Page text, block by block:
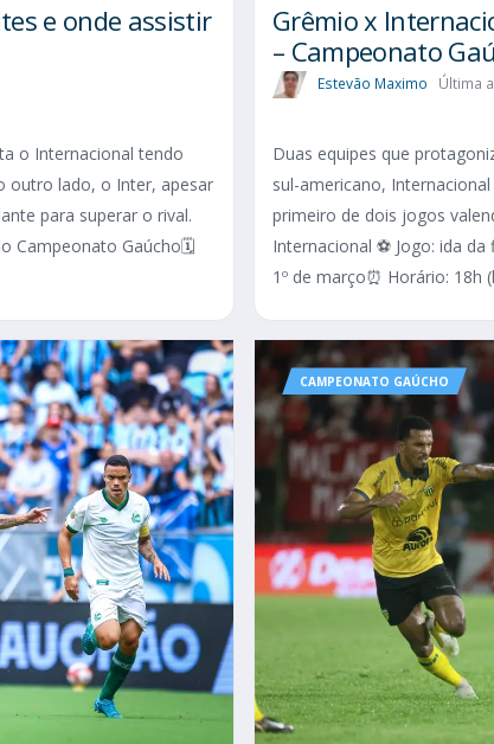
e onde assistir
o Internacional tendo
outro lado, o Inter, apesar
para superar o rival.
Campeonato Gaúcho🗓️
Grêmio x
– Campeonato
Estevão Maximo Última
Duas equipes que
sul-americano,
primeiro de dois jogos
Internacional ⚽ Jogo: ida
1º de março⏰ Horário: 18h
CAMPEONATO GAÚCHO